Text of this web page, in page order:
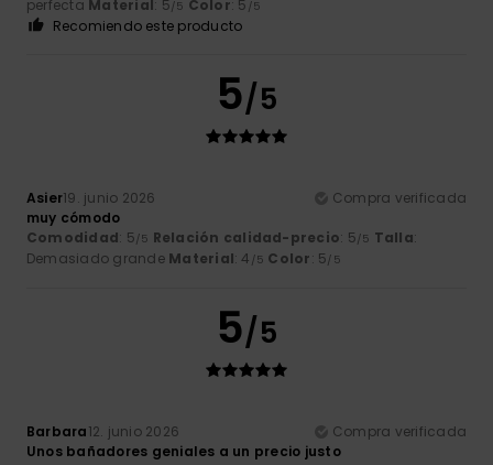
perfecta Material : 5/5 Color: 5 /5
Recomiendo este producto
5/5
Asier19. junio 2026
Compra verificada
muy cómodo
Comodidad: 5/5 Relación calidad-precio: 5/5 Talla:
Demasiado grande Material: 4 /5 Color: 5/5
5/5
Barbara12. junio 2026
Compra verificada
Unos bañadores geniales a un precio justo